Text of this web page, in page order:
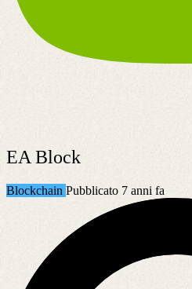
EA Block
Blockchain Pubblicato 7 anni fa